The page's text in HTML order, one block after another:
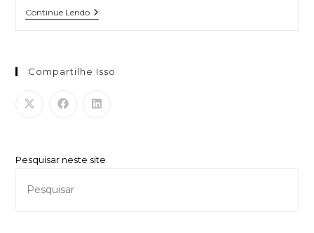
Continue Lendo
Compartilhe Isso
Pesquisar neste site